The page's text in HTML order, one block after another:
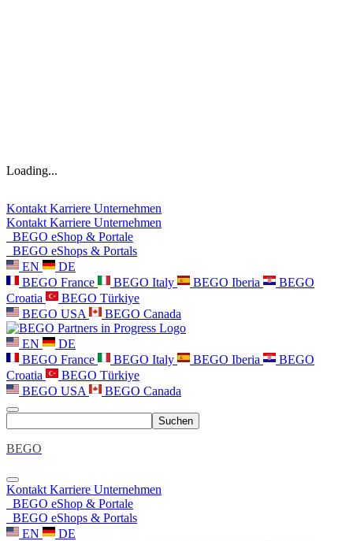
Loading...
Kontakt Karriere Unternehmen
Kontakt Karriere Unternehmen
BEGO eShop & Portale
BEGO eShops & Portals
EN
DE
BEGO France
BEGO Italy BEGO Iberia
BEGO
Croatia
BEGO Türkiye
BEGO USA
BEGO Canada
EN
DE
BEGO France
BEGO Italy BEGO Iberia
BEGO
Croatia
BEGO Türkiye
BEGO USA
BEGO Canada
Suchen
BEGO
Kontakt Karriere Unternehmen
BEGO eShop & Portale
BEGO eShops & Portals
EN
DE